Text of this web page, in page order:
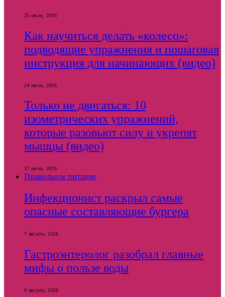
25 июля, 2026
Как научиться делать «колесо»:
подводящие упражнения и пошаговая
инструкция для начинающих (видео)
24 июля, 2026
Только не двигаться: 10
изометрических упражнений,
которые разовьют силу и укрепят
мышцы (видео)
17 июля, 2026
Правильное питание
Инфекционист раскрыл самые
опасные составляющие бургера
7 августа, 2026
Гастроэнтеролог разобрал главные
мифы о пользе воды
6 августа, 2026